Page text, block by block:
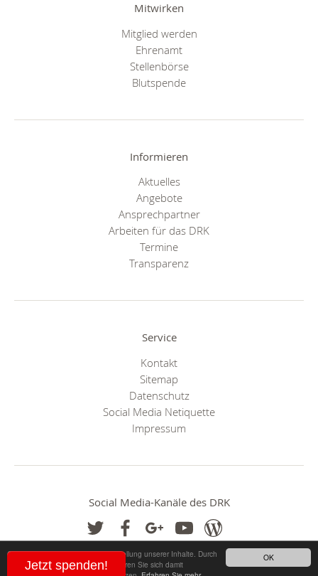
OK
Cookies helfen uns bei der Bereitstellung unserer Inhalte. Durch
die Nutzung unserer Webseite erklären Sie sich damit
Mitwirken
Mitglied werden
Ehrenamt
Stellenbörse
Blutspende
Informieren
Aktuelles
Angebote
Ansprechpartner
Arbeiten für das DRK
Termine
Transparenz
Service
Kontakt
Sitemap
Datenschutz
Social Media Netiquette
Impressum
Social Media-Kanäle des DRK
Jetzt spenden!